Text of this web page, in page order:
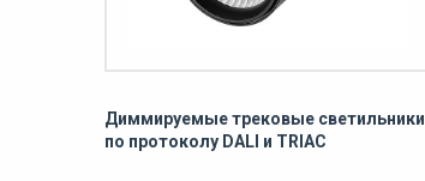
Диммируемые трековые светильники
по протоколу DALI и TRIAC